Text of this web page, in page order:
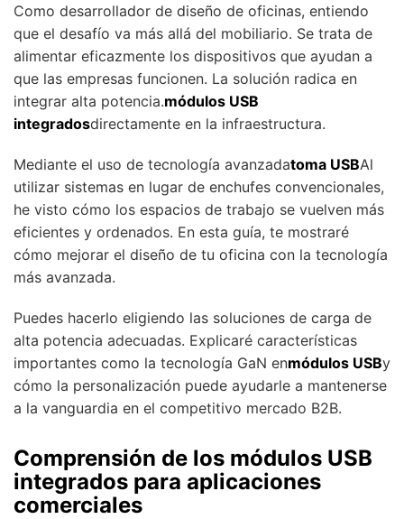
Como desarrollador de diseño de oficinas, entiendo
que el desafío va más allá del mobiliario. Se trata de
alimentar eficazmente los dispositivos que ayudan a
que las empresas funcionen. La solución radica en
integrar alta potencia.módulos USB
integradosdirectamente en la infraestructura.
Mediante el uso de tecnología avanzadatoma USBAl
utilizar sistemas en lugar de enchufes convencionales,
he visto cómo los espacios de trabajo se vuelven más
eficientes y ordenados. En esta guía, te mostraré
cómo mejorar el diseño de tu oficina con la tecnología
más avanzada.
Puedes hacerlo eligiendo las soluciones de carga de
alta potencia adecuadas. Explicaré características
importantes como la tecnología GaN enmódulos USBy
cómo la personalización puede ayudarle a mantenerse
a la vanguardia en el competitivo mercado B2B.
Comprensión de los módulos USB
integrados para aplicaciones
comerciales